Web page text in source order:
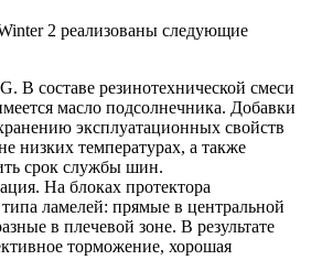
2 реализованы следующие
В составе резинотехнической смеси
масло подсолнечника. Добавки
эксплуатационных свойств
низких температурах, а также
срок службы шин.
На блоках протектора
ламелей: прямые в центральной
в плечевой зоне. В результате
торможение, хорошая